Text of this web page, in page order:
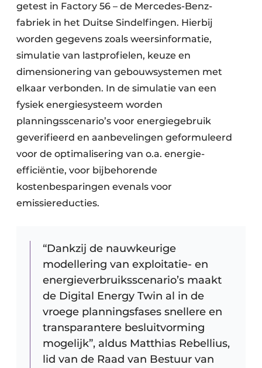
getest in Factory 56 – de Mercedes-Benz-
fabriek in het Duitse Sindelfingen. Hierbij
worden gegevens zoals weersinformatie,
simulatie van lastprofielen, keuze en
dimensionering van gebouwsystemen met
elkaar verbonden. In de simulatie van een
fysiek energiesysteem worden
planningsscenario’s voor energiegebruik
geverifieerd en aanbevelingen geformuleerd
voor de optimalisering van o.a. energie-
efficiëntie, voor bijbehorende
kostenbesparingen evenals voor
emissiereducties.
“Dankzij de nauwkeurige
modellering van exploitatie- en
energieverbruiksscenario’s maakt
de Digital Energy Twin al in de
vroege planningsfases snellere en
transparantere besluitvorming
mogelijk”, aldus Matthias Rebellius,
lid van de Raad van Bestuur van